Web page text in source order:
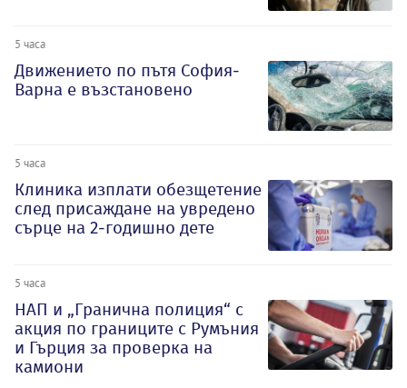
5 часа
Движението по пътя София-
Варна е възстановено
5 часа
Клиника изплати обезщетение
след присаждане на увредено
сърце на 2-годишно дете
5 часа
НАП и „Гранична полиция“ с
акция по границите с Румъния
и Гърция за проверка на
камиони